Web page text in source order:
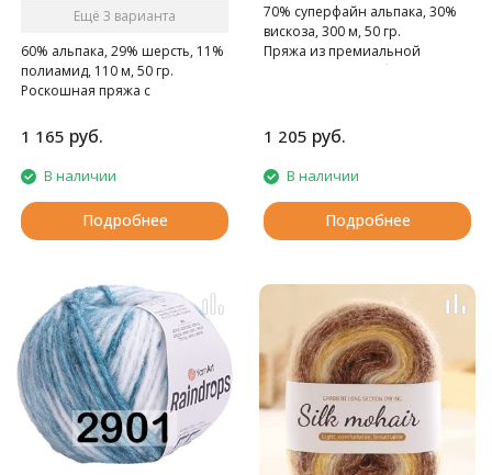
Ещё 3 варианта
60% альпака, 29% шерсть, 11%
полиамид, 110 м, 50 гр.
Роскошная пряжа с
альпаки
1 165 руб.
В наличии
Подробнее
70% cуперфайн альпака, 30%
вискоза, 300 м, 50 гр.
Пряжа из премиальной
альпаки с легким блеском
1 205 руб.
В наличии
Подробнее